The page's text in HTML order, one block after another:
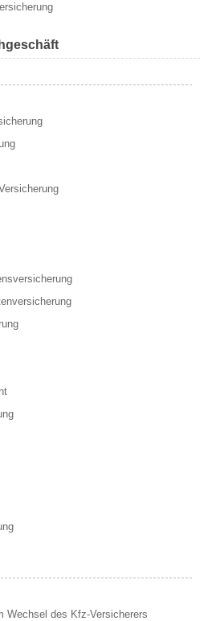
Wechsel des Kfz-Versicherers